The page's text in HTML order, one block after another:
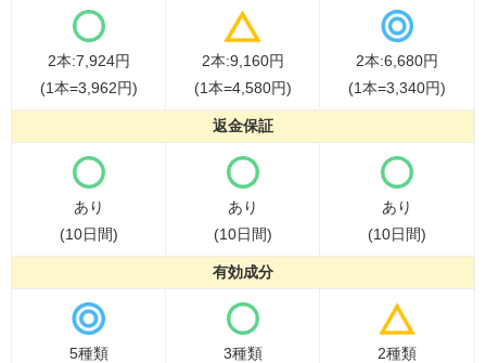
2本:7,924円
(1本=3,962円)
2本:9,160円
(1本=4,580円)
2本:6,680円
(1本=3,340円)
返金保証
あり
(10日間)
あり
(10日間)
あり
(10日間)
有効成分
5種類 3種類 2種類